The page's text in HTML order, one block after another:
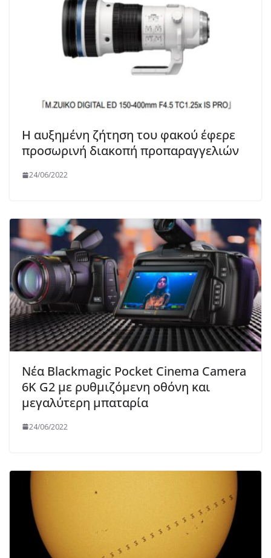
Η αυξημένη ζήτηση του φακού έφερε
προσωρινή διακοπή προπαραγγελιών
24/06/2022
Νέα Blackmagic Pocket Cinema Camera
6K G2 με ρυθμιζόμενη οθόνη και
μεγαλύτερη μπαταρία
24/06/2022